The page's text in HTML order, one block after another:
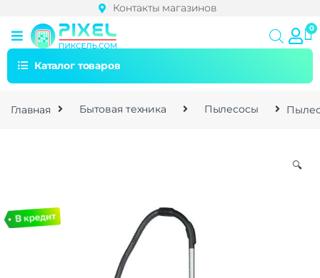
Контакты магазинов
Каталог товаров
Главная Бытовая техника Пылесосы
🔍